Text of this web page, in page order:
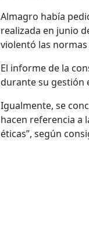
Almagro había
realizada en junio
violentó las
El informe de la
durante su gestión
Igualmente, se
hacen referencia a
éticas”, según